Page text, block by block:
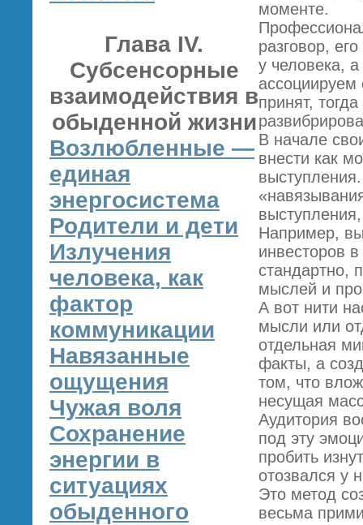
Глава IV.
Субсенсорные
взаимодействия в
обыденной жизни
Возлюбленные —
единая
энергосистема
Родители и дети
Излучения
человека, как
фактор
коммуникации
Навязанные
ощущения
Чужая воля
Сохранение
энергии в
ситуациях
обыденного
моменте.
разговор,
у человека,
принят,
В начале
внести как
Например,
инвесторов
стандартно,
мыслей и
А вот нити
мысли или
отдельная
факты, а
том, что
несущая
Аудитория
под эту
пробить
отозвался у
Это метод
весьма